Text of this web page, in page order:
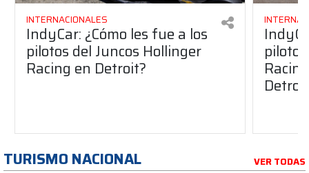
INTERNACIONALES
IndyCar: ¿Cómo les fue a los
pilotos del Juncos Hollinger
Racing en Detroit?
TURISMO NACIONAL VER TODAS